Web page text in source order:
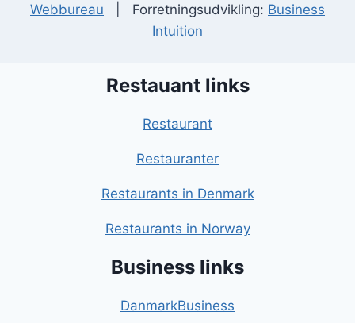
Webbureau | Forretningsudvikling: Business
Intuition
Restauant links
Restaurant
Restauranter
Restaurants in Denmark
Restaurants in Norway
Business links
DanmarkBusiness